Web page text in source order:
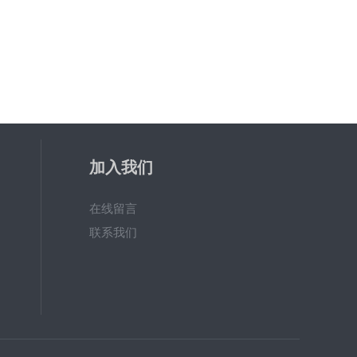
加入我们
在线留言
联系我们